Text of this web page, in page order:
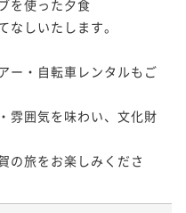
を使った夕食
しいたします。
ー・自転車レンタルもご
雰囲気を味わい、文化財
の旅をお楽しみくださ